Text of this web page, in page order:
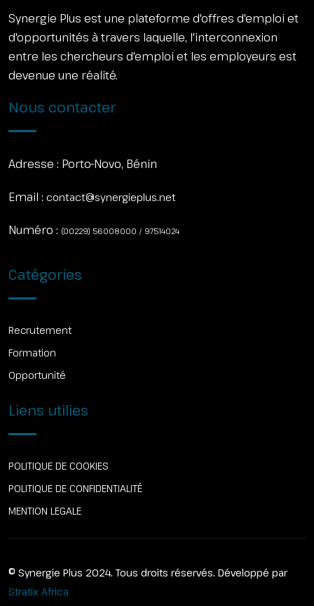
Synergie Plus est une plateforme d'offres d'emploi et
d'opportunités à travers laquelle, l'interconnexion
entre les chercheurs d'emploi et les employeurs est
devenue une réalité.
Nous contacter
Adresse : Porto-Novo, Bénin
Email : contact@synergieplus.net
Numéro : (00229) 56008000 / 97514024
Catégories
Recrutement
Formation
Opportunité
Liens utilies
POLITIQUE DE COOKIES
POLITIQUE DE CONFIDENTIALITÉ
MENTION LEGALE
© Synergie Plus 2024. Tous droits réservés. Développé par
Stratix Africa